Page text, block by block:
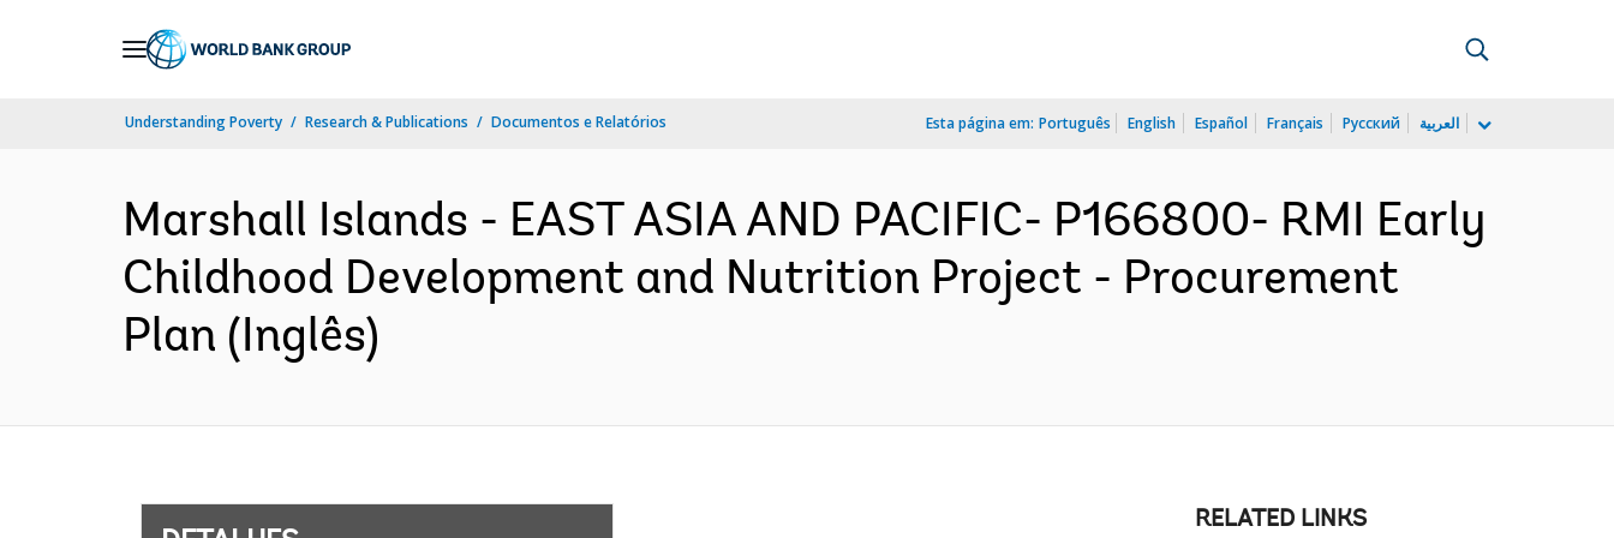
Understanding Poverty Research & Publications Documentos e Relatórios Esta página em: Português English Español Français Русский العربية
Marshall Islands - EAST ASIA AND PACIFIC- P166800- RMI Early
Childhood Development and Nutrition Project - Procurement
Plan (Inglês)
RELATED LINKS